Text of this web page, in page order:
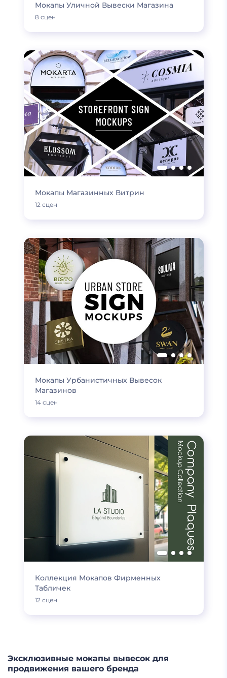
Мокапы Уличной Вывески Магазина
8 сцен
Мокапы Магазинных Витрин
12 сцен
Мокапы Урбанистичных Вывесок
Магазинов
14 сцен
Коллекция Мокапов Фирменных
Табличек
12 сцен
Эксклюзивные мокапы вывесок для
продвижения вашего бренда